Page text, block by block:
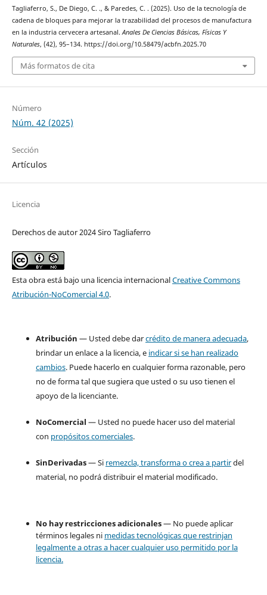
Tagliaferro, S., De Diego, C. ., & Paredes, C. . (2025). Uso de la tecnología de
cadena de bloques para mejorar la trazabilidad del procesos de manufactura
en la industria cervecera artesanal.Anales De Ciencias Básicas, Físicas Y
Naturales, (42), 95–134. https://doi.org/10.58479/acbfn.2025.70
Más formatos de cita
Número
Núm. 42 (2025)
Sección
Artículos
Licencia
Derechos de autor 2024 Siro Tagliaferro
Esta obra está bajo una licencia internacionalCreative Commons
Atribución-NoComercial 4.0.
Atribución — Usted debe darcrédito de manera adecuada,
brindar un enlace a la licencia, e indicar si se han realizado
cambios. Puede hacerlo en cualquier forma razonable, pero
no de forma tal que sugiera que usted o su uso tienen el
apoyo de la licenciante.
NoComercial — Usted no puede hacer uso del material
con propósitos comerciales.
SinDerivadas— Si remezcla, transforma o crea a partirdel
material, no podrá distribuir el material modificado.
No hay restricciones adicionales— No puede aplicar
términos legales ni medidas tecnológicas que restrinjan
legalmente a otras a hacer cualquier uso permitido por la
licencia.